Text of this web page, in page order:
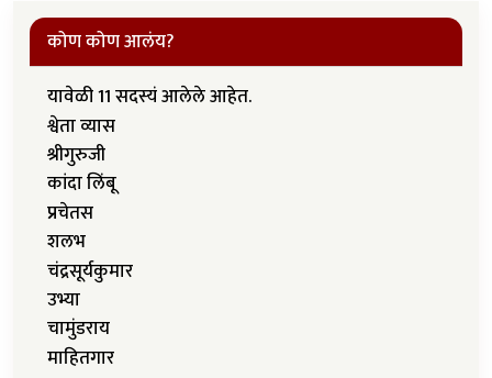
कोण कोण आलंय?
यावेळी 11 सदस्यं आलेले आहेत.
श्वेता व्यास
श्रीगुरुजी
कांदा लिंबू
प्रचेतस
शलभ
चंद्रसूर्यकुमार
उभ्या
चामुंडराय
माहितगार